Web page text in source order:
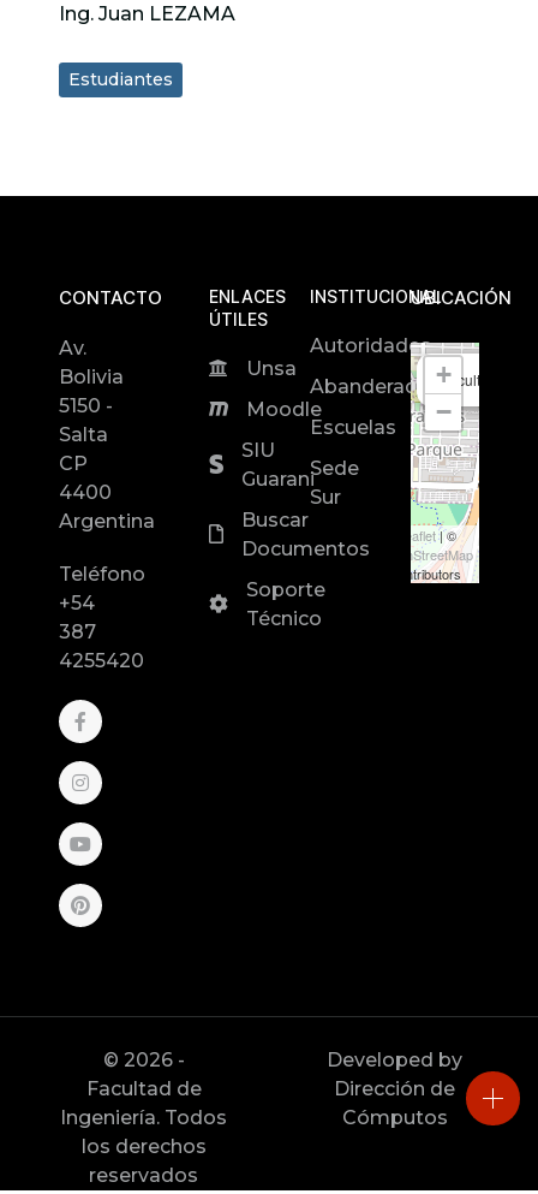
Ing. Juan LEZAMA
Estudiantes
CONTACTO
Av.
Bolivia
5150 -
Salta
CP
4400
Argentina
Teléfono
+54
387
4255420
ENLACES
ÚTILES
Unsa
Moodle
SIU
Guarani
Buscar
Documentos
Soporte
Técnico
INSTITUCIONAL
Autoridades
Abanderados
Escuelas
Sede
Sur
UBICACIÓN
Facultad de
+
−
Leaflet| ©
OpenStreetMap
contributors
© 2026 -
Facultad de
Ingeniería. Todos
los derechos
reservados
Developed by
Dirección de
Cómputos